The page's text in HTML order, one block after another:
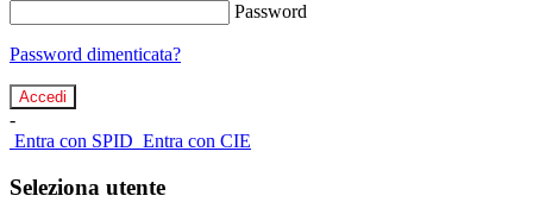
Password
Password dimenticata?
-
Entra con SPID Entra con CIE
Seleziona utente